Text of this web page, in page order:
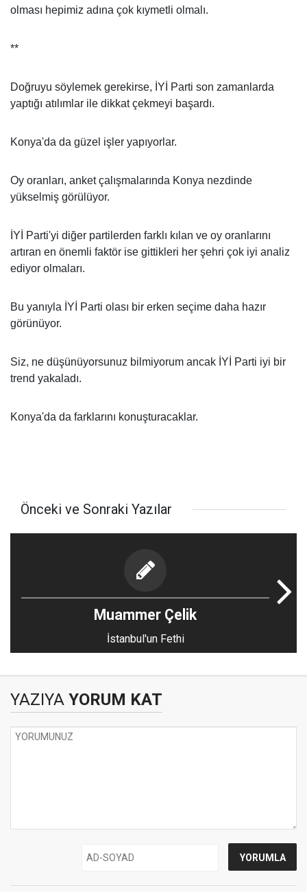
olması hepimiz adına çok kıymetli olmalı.
**
Doğruyu söylemek gerekirse, İYİ Parti son zamanlarda
yaptığı atılımlar ile dikkat çekmeyi başardı.
Konya'da da güzel işler yapıyorlar.
Oy oranları, anket çalışmalarında Konya nezdinde
yükselmiş görülüyor.
İYİ Parti'yi diğer partilerden farklı kılan ve oy oranlarını
artıran en önemli faktör ise gittikleri her şehri çok iyi analiz
ediyor olmaları.
Bu yanıyla İYİ Parti olası bir erken seçime daha hazır
görünüyor.
Siz, ne düşünüyorsunuz bilmiyorum ancak İYİ Parti iyi bir
trend yakaladı.
Konya'da da farklarını konuşturacaklar.
Önceki ve Sonraki Yazılar
Muammer Çelik
İstanbul'un Fethi
YAZIYA YORUM KAT